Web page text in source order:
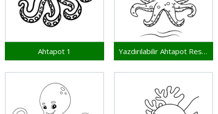
Ahtapot 1 Yazdırılabilir Ahtapot Resim